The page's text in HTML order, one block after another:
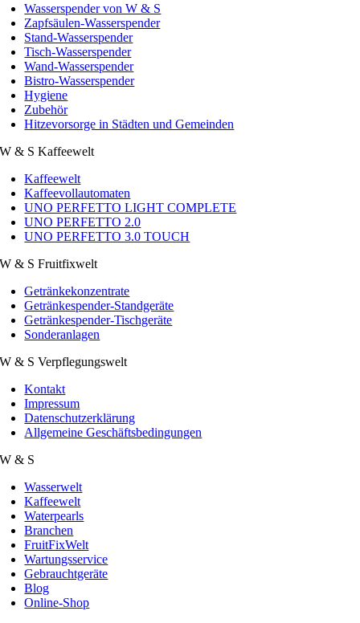
Wasserspender von W & S
Zapfsäulen-Wasserspender
Stand-Wasserspender
Tisch-Wasserspender
Wand-Wasserspender
Bistro-Wasserspender
Hygiene
Zubehör
Hitzevorsorge in Städten und Gemeinden
W & S Kaffeewelt
Kaffeewelt
Kaffeevollautomaten
UNO PERFETTO LIGHT COMPLETE
UNO PERFETTO 2.0
UNO PERFETTO 3.0 TOUCH
W & S Fruitfixwelt
Getränkekonzentrate
Getränkespender-Standgeräte
Getränkespender-Tischgeräte
Sonderanlagen
W & S Verpflegungswelt
Kontakt
Impressum
Datenschutzerklärung
Allgemeine Geschäftsbedingungen
W & S
Wasserwelt
Kaffeewelt
Waterpearls
Branchen
FruitFixWelt
Wartungsservice
Gebrauchtgeräte
Blog
Online-Shop